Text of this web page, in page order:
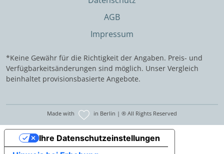
AGB
Impressum
*Keine Gewähr für die Richtigkeit der Angaben. Preis- und
Verfügbarkeitsänderungen sind möglich. Unser Vergleich
beinhaltet provisionsbasierte Angebote.
Made with in Berlin | ® All Rights Reserved
Ihre Datenschutzeinstellungen